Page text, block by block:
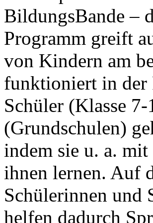
BildungsBande –
Programm greift
von Kindern am
funktioniert in der
Schüler (Klasse
(Grundschulen)
indem sie u. a.
ihnen lernen. Auf
Schülerinnen und
helfen dadurch